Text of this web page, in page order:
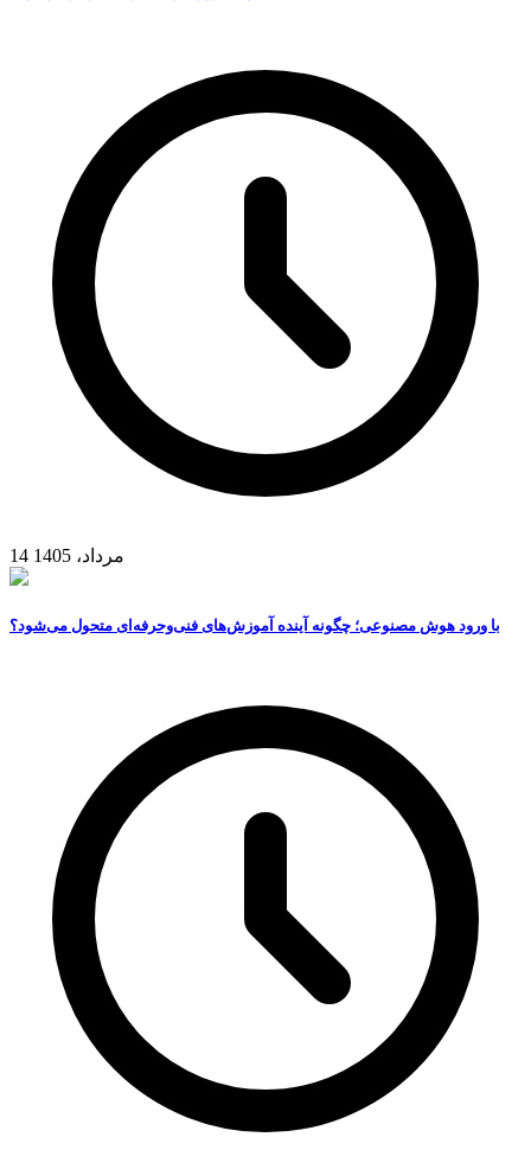
14 مرداد، 1405
با ورود هوش مصنوعی؛ چگونه آینده آموزش‌های فنی‌وحرفه‌ای متحول می‌شود؟